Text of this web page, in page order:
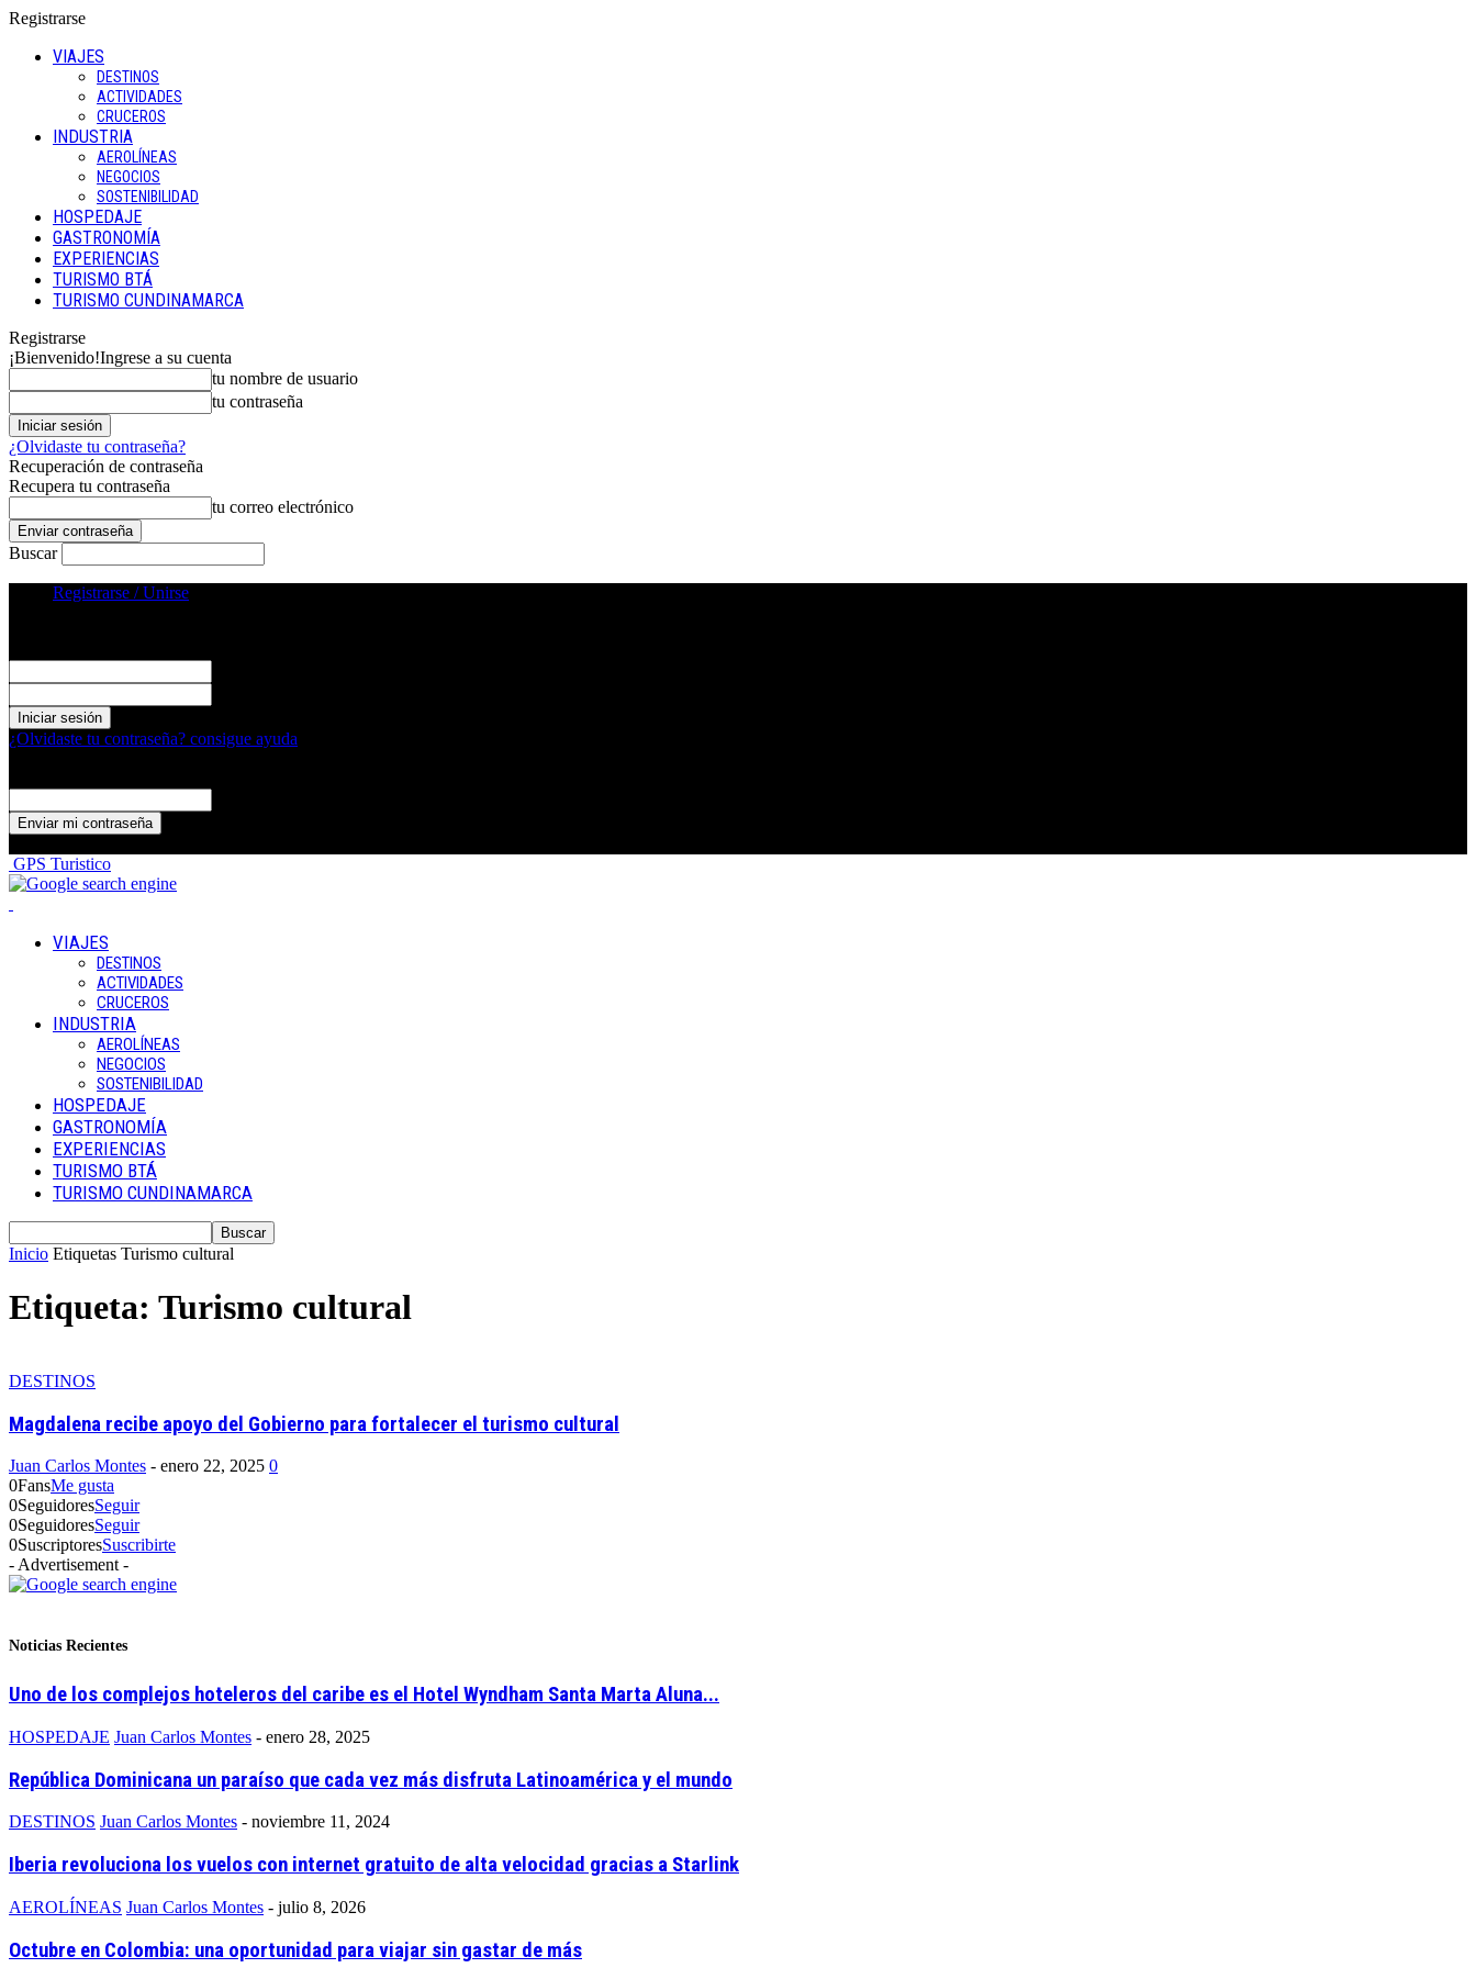
Registrarse
VIAJES
DESTINOS
ACTIVIDADES
CRUCEROS
INDUSTRIA
AEROLÍNEAS
NEGOCIOS
SOSTENIBILIDAD
HOSPEDAJE
GASTRONOMÍA
EXPERIENCIAS
TURISMO BTÁ
TURISMO CUNDINAMARCA
Registrarse
¡Bienvenido!Ingrese a su cuenta
tu nombre de usuario
tu contraseña
¿Olvidaste tu contraseña?
Recuperación de contraseña
Recupera tu contraseña
tu correo electrónico
Buscar
Registrarse / Unirse
¿Olvidaste tu contraseña? consigue ayuda
GPS Turistico
VIAJES
DESTINOS
ACTIVIDADES
CRUCEROS
INDUSTRIA
AEROLÍNEAS
NEGOCIOS
SOSTENIBILIDAD
HOSPEDAJE
GASTRONOMÍA
EXPERIENCIAS
TURISMO BTÁ
TURISMO CUNDINAMARCA
Inicio Etiquetas Turismo cultural
Etiqueta: Turismo cultural
DESTINOS
Magdalena recibe apoyo del Gobierno para fortalecer el turismo cultural
Juan Carlos Montes - enero 22, 2025 0
0FansMe gusta
0SeguidoresSeguir
0SeguidoresSeguir
0SuscriptoresSuscribirte
- Advertisement -
Noticias Recientes
Uno de los complejos hoteleros del caribe es el Hotel Wyndham Santa Marta Aluna...
HOSPEDAJE Juan Carlos Montes - enero 28, 2025
República Dominicana un paraíso que cada vez más disfruta Latinoamérica y el mundo
DESTINOS Juan Carlos Montes - noviembre 11, 2024
Iberia revoluciona los vuelos con internet gratuito de alta velocidad gracias a Starlink
AEROLÍNEAS Juan Carlos Montes - julio 8, 2026
Octubre en Colombia: una oportunidad para viajar sin gastar de más